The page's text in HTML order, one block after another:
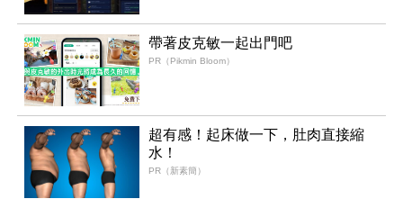
帶著皮克敏一起出門吧
PR（Pikmin Bloom）
超有感！起床做一下，肚肉直接縮
水！
PR（新素簡）